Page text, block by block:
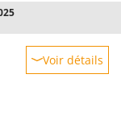
et efficace.
Voir détails